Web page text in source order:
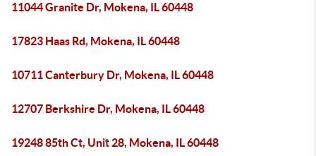
11044 Granite Dr, Mokena, IL 60448
17823 Haas Rd, Mokena, IL 60448
10711 Canterbury Dr, Mokena, IL 60448
12707 Berkshire Dr, Mokena, IL 60448
19248 85th Ct, Unit 28, Mokena, IL 60448